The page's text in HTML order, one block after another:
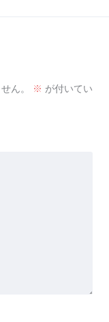
ん。 ※ が付いてい